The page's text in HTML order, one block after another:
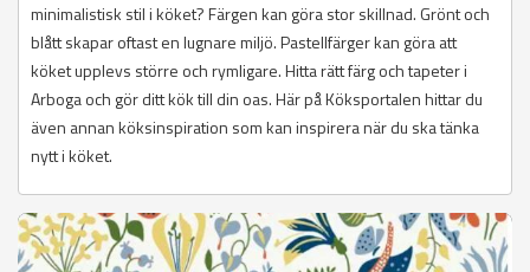
minimalistisk stil i köket? Färgen kan göra stor skillnad. Grönt och
blått skapar oftast en lugnare miljö. Pastellfärger kan göra att
köket upplevs större och rymligare. Hitta rätt färg och tapeter i
Arboga och gör ditt kök till din oas. Här på Köksportalen hittar du
även annan köksinspiration som kan inspirera när du ska tänka
nytt i köket.